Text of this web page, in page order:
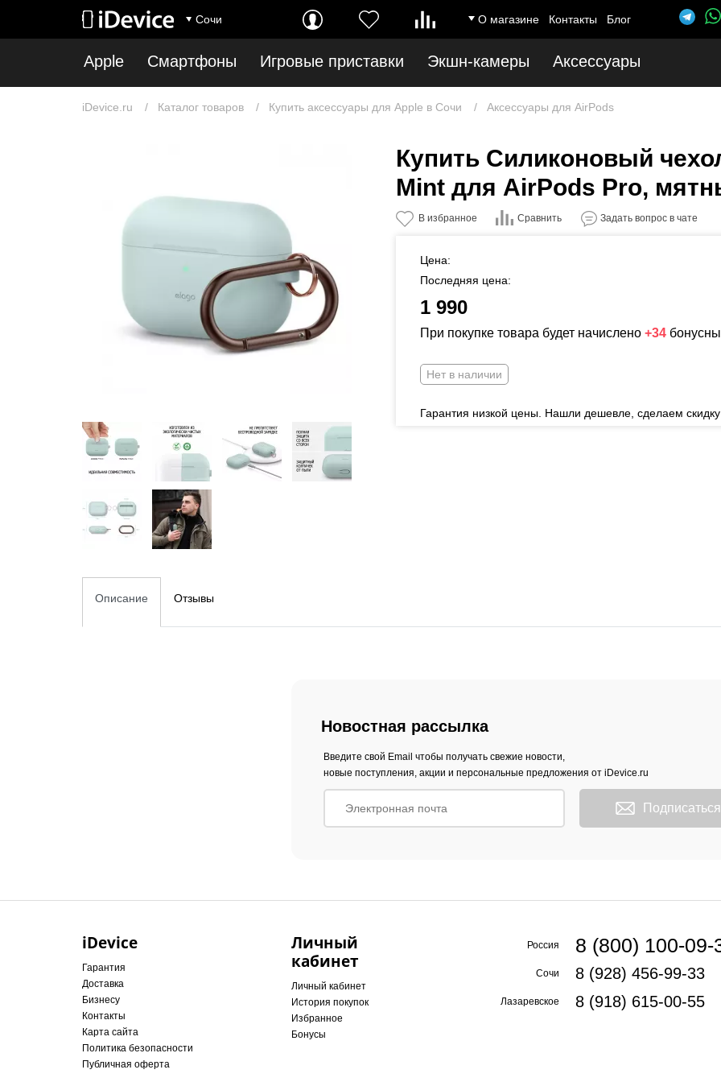
Сочи О магазине Контакты Блог
Apple Смартфоны Игровые приставки Экшн-камеры Аксессуары
iDevice.ru Каталог товаров Купить аксессуары для Apple в Сочи Аксессуары для AirPods
Купить Силиконовый
Mint для AirPods Pro,
В избранное Сравнить Задать вопрос в чате
Цена:
Последняя цена:
1 990
При покупке товара будет начислено +34
Нет в наличии
Гарантия низкой цены. Нашли дешевле, сделаем
Описание Отзывы
Новостная рассылка
Введите свой Email чтобы получать свежие новости,
новые поступления, акции и персональные предложения от iDevice.ru
Подписаться
iDevice
Гарантия
Доставка
Бизнесу
Контакты
Карта сайта
Политика безопасности
Публичная оферта
Личный
кабинет
Личный кабинет
История покупок
Избранное
Бонусы
Россия 8 (800) 100-09-
Сочи 8 (928) 456-99-33
Лазаревское 8 (918) 615-00-55